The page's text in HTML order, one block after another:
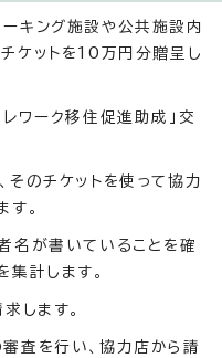
キング施設や公共施設内
ケットを10万円分贈呈し
レワーク移住促進助成」交
そのチケットを使って協力
す。
名が書いていることを確
集計します。
します。
査を行い、協力店から請